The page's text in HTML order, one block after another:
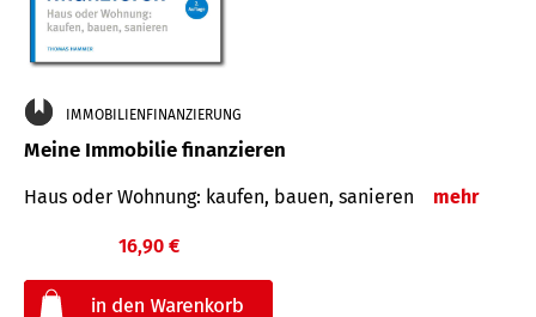
IMMOBILIENFINANZIERUNG
Meine Immobilie finanzieren
Haus oder Wohnung: kaufen, bauen, sanieren mehr
16,90 €